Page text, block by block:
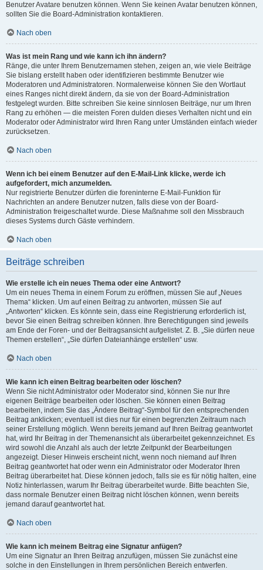
Benutzer Avatare benutzen können. Wenn Sie keinen Avatar benutzen können,
sollten Sie die Board-Administration kontaktieren.
Nach oben
Was ist mein Rang und wie kann ich ihn ändern?
Ränge, die unter Ihrem Benutzernamen stehen, zeigen an, wie viele Beiträge
Sie bislang erstellt haben oder identifizieren bestimmte Benutzer wie
Moderatoren und Administratoren. Normalerweise können Sie den Wortlaut
eines Ranges nicht direkt ändern, da sie von der Board-Administration
festgelegt wurden. Bitte schreiben Sie keine sinnlosen Beiträge, nur um Ihren
Rang zu erhöhen — die meisten Foren dulden dieses Verhalten nicht und ein
Moderator oder Administrator wird Ihren Rang unter Umständen einfach wieder
zurücksetzen.
Nach oben
Wenn ich bei einem Benutzer auf den E-Mail-Link klicke, werde ich
aufgefordert, mich anzumelden.
Nur registrierte Benutzer dürfen die foreninterne E-Mail-Funktion für
Nachrichten an andere Benutzer nutzen, falls diese von der Board-
Administration freigeschaltet wurde. Diese Maßnahme soll den Missbrauch
dieses Systems durch Gäste verhindern.
Nach oben
Beiträge schreiben
Wie erstelle ich ein neues Thema oder eine Antwort?
Um ein neues Thema in einem Forum zu eröffnen, müssen Sie auf „Neues
Thema“ klicken. Um auf einen Beitrag zu antworten, müssen Sie auf
„Antworten“ klicken. Es könnte sein, dass eine Registrierung erforderlich ist,
bevor Sie einen Beitrag schreiben können. Ihre Berechtigungen sind jeweils
am Ende der Foren- und der Beitragsansicht aufgelistet. Z. B. „Sie dürfen neue
Themen erstellen“, „Sie dürfen Dateianhänge erstellen“ usw.
Nach oben
Wie kann ich einen Beitrag bearbeiten oder löschen?
Wenn Sie nicht Administrator oder Moderator sind, können Sie nur Ihre
eigenen Beiträge bearbeiten oder löschen. Sie können einen Beitrag
bearbeiten, indem Sie das „Ändere Beitrag“-Symbol für den entsprechenden
Beitrag anklicken; eventuell ist dies nur für einen begrenzten Zeitraum nach
seiner Erstellung möglich. Wenn bereits jemand auf Ihren Beitrag geantwortet
hat, wird Ihr Beitrag in der Themenansicht als überarbeitet gekennzeichnet. Es
wird sowohl die Anzahl als auch der letzte Zeitpunkt der Bearbeitungen
angezeigt. Dieser Hinweis erscheint nicht, wenn noch niemand auf Ihren
Beitrag geantwortet hat oder wenn ein Administrator oder Moderator Ihren
Beitrag überarbeitet hat. Diese können jedoch, falls sie es für nötig halten, eine
Notiz hinterlassen, warum Ihr Beitrag überarbeitet wurde. Bitte beachten Sie,
dass normale Benutzer einen Beitrag nicht löschen können, wenn bereits
jemand darauf geantwortet hat.
Nach oben
Wie kann ich meinem Beitrag eine Signatur anfügen?
Um eine Signatur an Ihren Beitrag anzufügen, müssen Sie zunächst eine
solche in den Einstellungen in Ihrem persönlichen Bereich entwerfen.